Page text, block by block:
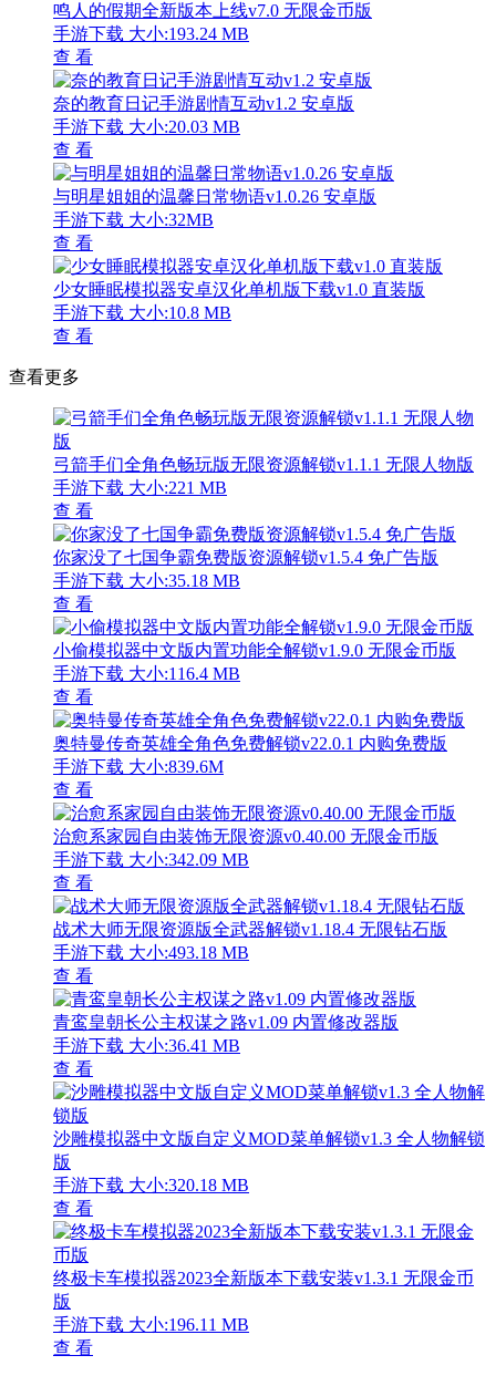
鸣人的假期全新版本上线v7.0 无限金币版
手游下载 大小:193.24 MB
查 看
奈的教育日记手游剧情互动v1.2 安卓版
手游下载 大小:20.03 MB
查 看
与明星姐姐的温馨日常物语v1.0.26 安卓版
手游下载 大小:32MB
查 看
少女睡眠模拟器安卓汉化单机版下载v1.0 直装版
手游下载 大小:10.8 MB
查 看
查看更多
弓箭手们全角色畅玩版无限资源解锁v1.1.1 无限人物版
手游下载 大小:221 MB
查 看
你家没了七国争霸免费版资源解锁v1.5.4 免广告版
手游下载 大小:35.18 MB
查 看
小偷模拟器中文版内置功能全解锁v1.9.0 无限金币版
手游下载 大小:116.4 MB
查 看
奥特曼传奇英雄全角色免费解锁v22.0.1 内购免费版
手游下载 大小:839.6M
查 看
治愈系家园自由装饰无限资源v0.40.00 无限金币版
手游下载 大小:342.09 MB
查 看
战术大师无限资源版全武器解锁v1.18.4 无限钻石版
手游下载 大小:493.18 MB
查 看
青鸾皇朝长公主权谋之路v1.09 内置修改器版
手游下载 大小:36.41 MB
查 看
沙雕模拟器中文版自定义MOD菜单解锁v1.3 全人物解锁
版
手游下载 大小:320.18 MB
查 看
终极卡车模拟器2023全新版本下载安装v1.3.1 无限金币
版
手游下载 大小:196.11 MB
查 看